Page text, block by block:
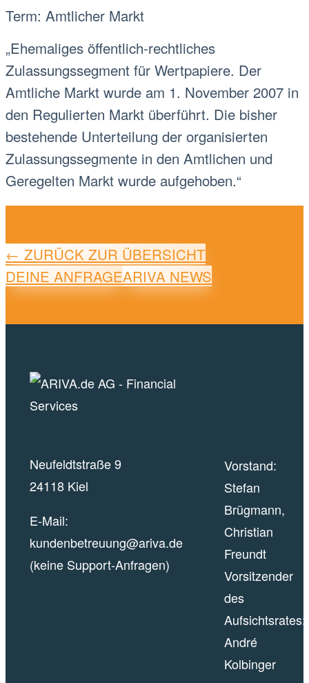
Term: Amtlicher Markt
„Ehemaliges öffentlich-rechtliches
Zulassungssegment für Wertpapiere. Der
Amtliche Markt wurde am 1. November 2007 in
den Regulierten Markt überführt. Die bisher
bestehende Unterteilung der organisierten
Zulassungssegmente in den Amtlichen und
Geregelten Markt wurde aufgehoben.“
← ZURÜCK ZUR ÜBERSICHT
DEINE ANFRAGEARIVA NEWS
Neufeldtstraße 9
24118 Kiel
E-Mail:
kundenbetreuung@ariva.de
(keine Support-Anfragen)
Vorstand:
Stefan
Brügmann,
Christian
Freundt
Vorsitzender
des
Aufsichtsrates:
André
Kolbinger